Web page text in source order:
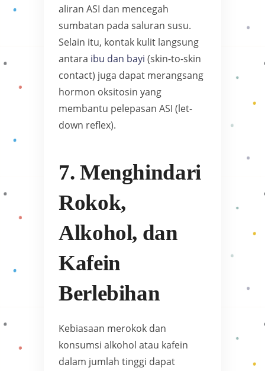
aliran ASI dan mencegah
sumbatan pada saluran susu.
Selain itu, kontak kulit langsung
antara ibu dan bayi (skin-to-skin
contact) juga dapat merangsang
hormon oksitosin yang
membantu pelepasan ASI (let-
down reflex).
7. Menghindari
Rokok,
Alkohol, dan
Kafein
Berlebihan
Kebiasaan merokok dan
konsumsi alkohol atau kafein
dalam jumlah tinggi dapat